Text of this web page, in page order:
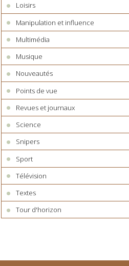
Loisirs
Manipulation et influence
Multimédia
Musique
Nouveautés
Points de vue
Revues et journaux
Science
Snipers
Sport
Télévision
Textes
Tour d'horizon